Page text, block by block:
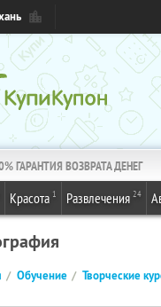
ГАРАНТИЯ ВОЗВРАТА ДЕНЕГ
Красота 1 Развлечения 24
Обучение Творческие